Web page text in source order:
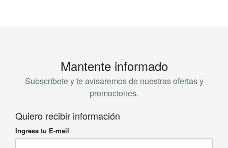
Mantente informado
Subscríbete y te avisaremos de nuestras ofertas y
promociones.
Quiero recibir información
Ingresa tu E-mail